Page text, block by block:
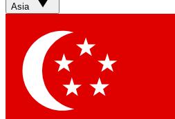
Asia